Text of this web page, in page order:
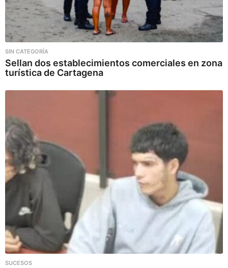
SIN CATEGORÍA
Sellan dos establecimientos comerciales en zona
turística de Cartagena
SUCESOS